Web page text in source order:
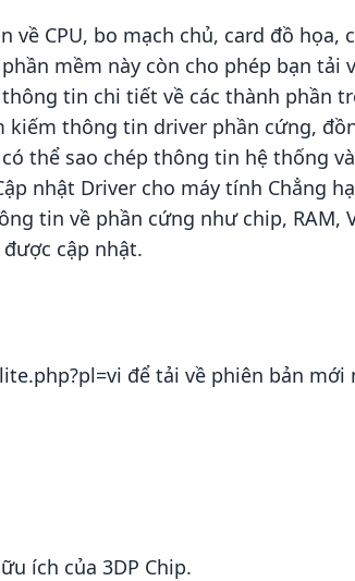
CPU, bo mạch chủ, card đồ họa,
mềm này còn cho phép bạn tải
tin chi tiết về các thành phần
thông tin driver phần cứng,
thể sao chép thông tin hệ thống
nhật Driver cho máy tính Chẳng
tin về phần cứng như chip, RAM,
cập nhật.
để tải về phiên bản mới
ích của 3DP Chip.